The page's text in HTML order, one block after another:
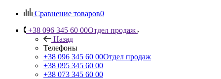
Сравнение товаров0
+38 096 345 60 00Отдел продаж
Назад
Телефоны
+38 096 345 60 00Отдел продаж
+38 095 345 60 00
+38 073 345 60 00